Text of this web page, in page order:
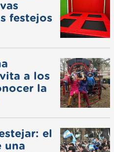
festejos
a los
la
el
una